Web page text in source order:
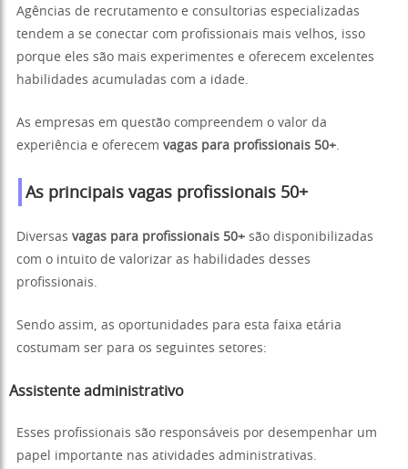
Agências de recrutamento e consultorias especializadas
tendem a se conectar com profissionais mais velhos, isso
porque eles são mais experimentes e oferecem excelentes
habilidades acumuladas com a idade.
As empresas em questão compreendem o valor da
experiência e oferecem vagas para profissionais 50+.
As principais vagas profissionais 50+
Diversas vagas para profissionais 50+ são disponibilizadas
com o intuito de valorizar as habilidades desses
profissionais.
Sendo assim, as oportunidades para esta faixa etária
costumam ser para os seguintes setores:
Assistente administrativo
Esses profissionais são responsáveis por desempenhar um
papel importante nas atividades administrativas.